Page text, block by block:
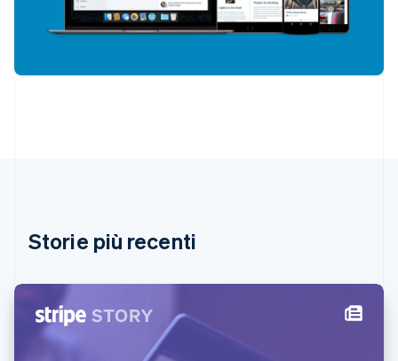
Storie più recenti
English
Finlandia
India
Irlanda
English
Italia